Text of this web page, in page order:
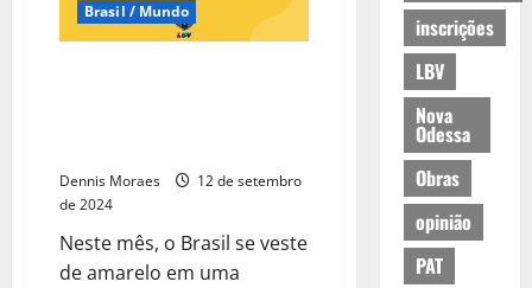
Brasil / Mundo
Dennis Moraes
12 de setembro
de 2024
Neste mês, o Brasil se veste
de amarelo em uma
inscrições
LBV
Nova
Odessa
Obras
opinião
PAT